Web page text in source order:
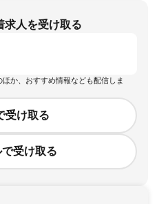
求人を受け取る
ほか、おすすめ情報なども配信しま
受け取る
受け取る